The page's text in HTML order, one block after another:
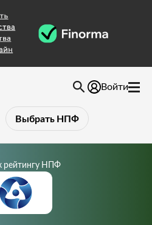
Выбрать НПФ
Войти
рейтингу НПФ